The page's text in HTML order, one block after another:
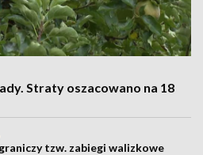
Straty oszacowano na 18
tzw. zabiegi walizkowe